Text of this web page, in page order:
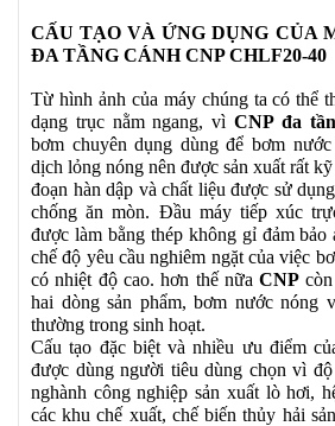
CẤU TẠO VÀ ỨNG DỤNG CỦA
ĐA TẦNG CÁNH CNP CHLF20-40
Từ hình ảnh của máy chúng ta có thể
dạng trục nằm ngang, vìCNP đa
bơm chuyên dụng dùng để bơm
dịch lỏng nóng nên được sản xuất rất
đoạn hàn dập và chất liệu được sử
chống ăn mòn. Đầu máy tiếp xúc
được làm bằng thép không gỉ đảm bảo
chế độ yêu cầu nghiêm ngặt của việc
có nhiệt độ cao. hơn thế nữaCNP
hai dòng sản phẩm, bơm nước nóng
thường trong sinh hoạt.
Cấu tạo đặc biệt và nhiều ưu điểm
được dùng người tiêu dùng chọn vì
nghành công nghiệp sản xuất lò hơi,
các khu chế xuất, chế biến thủy hải